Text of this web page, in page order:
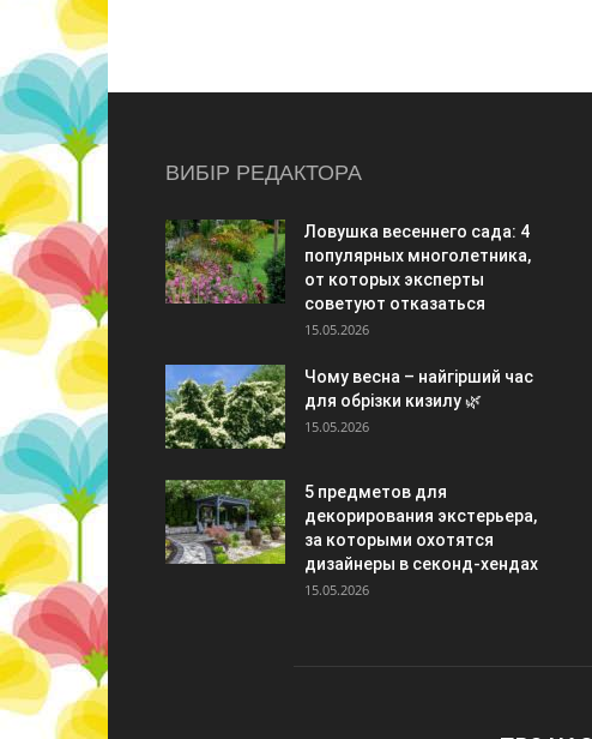
ВИБІР РЕДАКТОРА
Ловушка весеннего сада: 4
популярных многолетника,
от которых эксперты
советуют отказаться
15.05.2026
Чому весна – найгірший час
для обрізки кизилу 🌿
15.05.2026
5 предметов для
декорирования экстерьера,
за которыми охотятся
дизайнеры в секонд-хендах
15.05.2026